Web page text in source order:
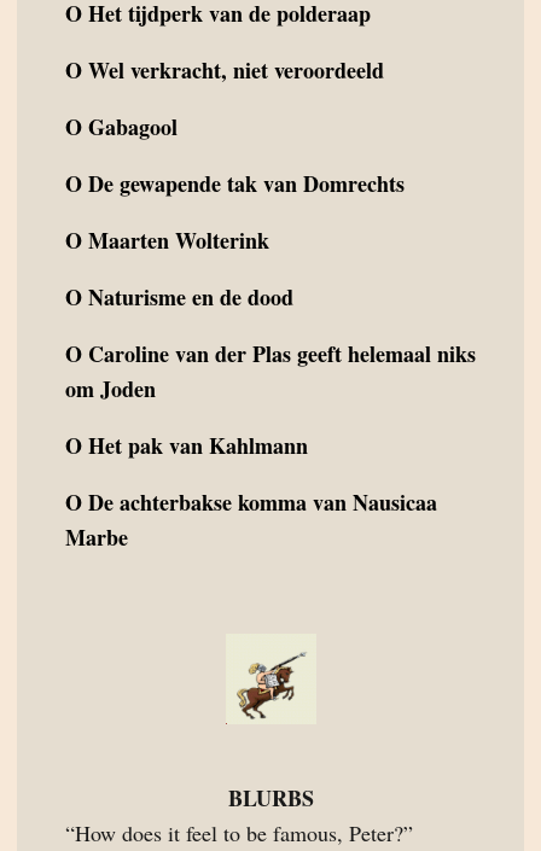
OHet tijdperk van de polderaap
OWel verkracht, niet veroordeeld
OGabagool
ODe gewapende tak van Domrechts
OMaarten Wolterink
ONaturisme en de dood
O Caroline van der Plas geeft helemaal niks
om Joden
OHet pak van Kahlmann
ODe achterbakse komma van Nausicaa
Marbe
BLURBS
“How does it feel to be famous, Peter?”